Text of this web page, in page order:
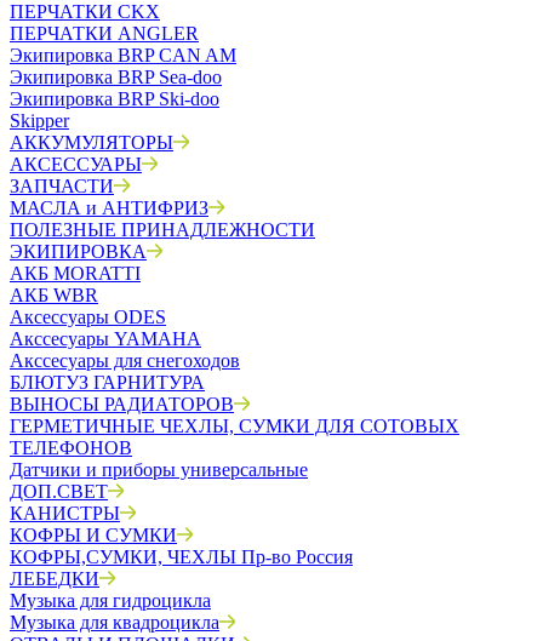
ПЕРЧАТКИ CKX
ПЕРЧАТКИ ANGLER
Экипировка BRP CAN AM
Экипировка BRP Sea-doo
Экипировка BRP Ski-doo
Skipper
АККУМУЛЯТОРЫ
АКСЕССУАРЫ
ЗАПЧАСТИ
МАСЛА и АНТИФРИЗ
ПОЛЕЗНЫЕ ПРИНАДЛЕЖНОСТИ
ЭКИПИРОВКА
АКБ MORATTI
АКБ WBR
Аксессуары ODES
Акссесуары YAMAHA
Акссесуары для снегоходов
БЛЮТУЗ ГАРНИТУРА
ВЫНОСЫ РАДИАТОРОВ
ГЕРМЕТИЧНЫЕ ЧЕХЛЫ, СУМКИ ДЛЯ СОТОВЫХ
ТЕЛЕФОНОВ
Датчики и приборы универсальные
ДОП.СВЕТ
КАНИСТРЫ
КОФРЫ И СУМКИ
КОФРЫ,СУМКИ, ЧЕХЛЫ Пр-во Россия
ЛЕБЕДКИ
Музыка для гидроцикла
Музыка для квадроцикла